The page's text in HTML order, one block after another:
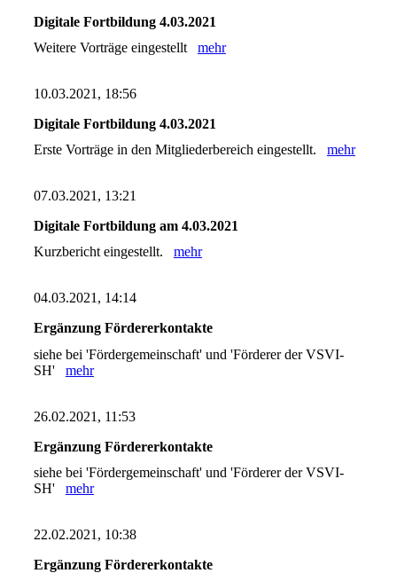
Digitale Fortbildung 4.03.2021
Weitere Vorträge eingestellt mehr
10.03.2021, 18:56
Digitale Fortbildung 4.03.2021
Erste Vorträge in den Mitgliederbereich eingestellt. mehr
07.03.2021, 13:21
Digitale Fortbildung am 4.03.2021
Kurzbericht eingestellt. mehr
04.03.2021, 14:14
Ergänzung Fördererkontakte
siehe bei 'Fördergemeinschaft' und 'Förderer der VSVI-
SH' mehr
26.02.2021, 11:53
Ergänzung Fördererkontakte
siehe bei 'Fördergemeinschaft' und 'Förderer der VSVI-
SH' mehr
22.02.2021, 10:38
Ergänzung Fördererkontakte